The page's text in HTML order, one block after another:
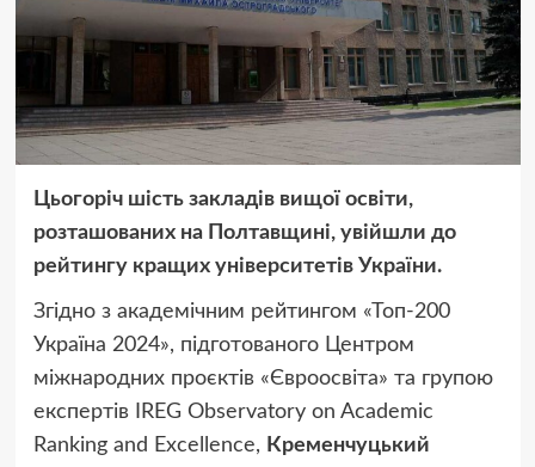
Цьогоріч шість закладів вищої освіти,
розташованих на Полтавщині, увійшли до
рейтингу кращих університетів України.
Згідно з академічним рейтингом «Топ-200
Україна 2024», підготованого Центром
міжнародних проєктів «Євроосвіта» та групою
експертів IREG Observatory on Academic
Ranking and Excellence, Кременчуцький